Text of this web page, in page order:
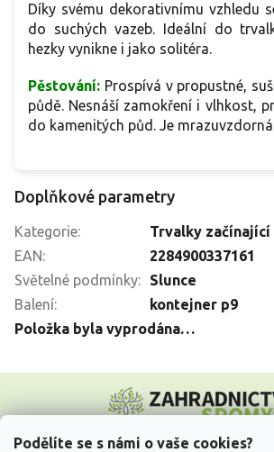
Podělíte se s námi o vaše cookies?
Díky svému dekorativnímu vzhledu
do suchých vazeb. Ideální do
hezky vynikne i jako solitéra.
Pěstování: Prospívá v propustné,
půdě. Nesnáší zamokření i vlhkost,
do kamenitých půd. Je
Doplňkové parametry
Kategorie:
Trvalky začínající
EAN:
2284900337161
Světelné podmínky:
Slunce
Balení:
kontejner p9
Položka byla vyprodána…
p